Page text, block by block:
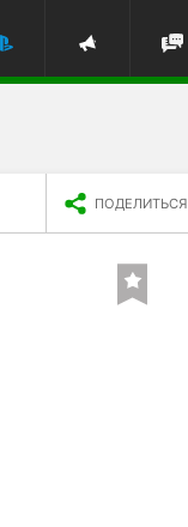
ПОДЕЛИТЬСЯ